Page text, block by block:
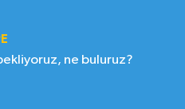
ne buluruz?